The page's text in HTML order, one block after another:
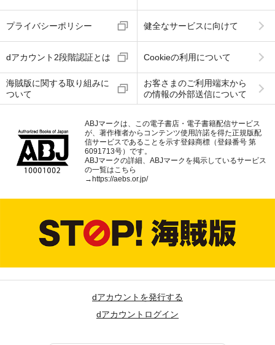
プライバシーポリシー 健全なサービスに向けて
dアカウント2段階認証とは Cookieの利用について
海賊版に関する取り組みに
ついて
お客さまのご利用端末から
の情報の外部送信について
ABJマークは、この電子書店・電子書籍配信サービス
が、著作権者からコンテンツ使用許諾を得た正規版配
信サービスであることを示す登録商標（登録番号 第
6091713号）です。
ABJマークの詳細、ABJマークを掲示しているサービス
の一覧はこちら
→ https://aebs.or.jp/
dアカウントを発行する
dアカウントログイン